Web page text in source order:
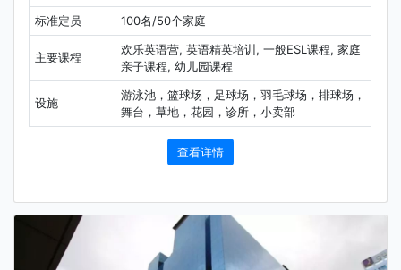
标准定员
100名/50个家庭
主要课程
欢乐英语营, 英语精英培训, 一般ESL课程, 家庭
亲子课程, 幼儿园课程
设施
游泳池，篮球场，足球场，羽毛球场，排球场，
舞台，草地，花园，诊所，小卖部
查看详情